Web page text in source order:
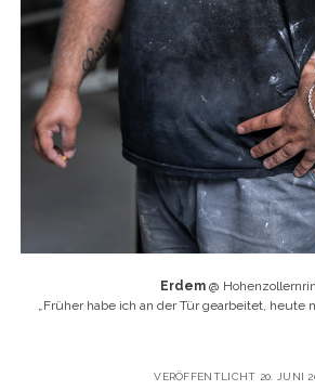
Erdem @
„Früher habe ich an der Tür gearbeitet, heute
VERÖFFENTLICHT 20. JUNI